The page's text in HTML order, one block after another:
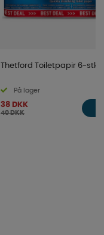
Thetford Toiletpapir 6-stk
På lager
38 DKK
40 DKK